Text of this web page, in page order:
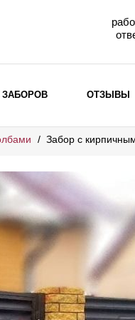
ВЫБОР ПО
Заборы с кирпичными
Заборы из
горизонтального
Металлические
Забор жалюзи с
Металлические заборы
Металлические
ОТЗЫВЫ
Забор с